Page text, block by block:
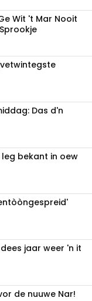
Wit 't Mar Nooit
Das d'n
bekant in oew
jaar weer 'n it
de nuuwe Nar!